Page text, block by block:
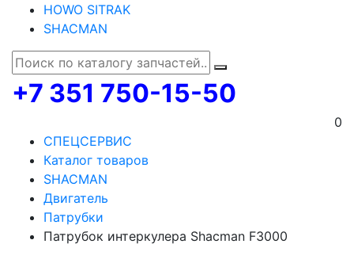
HOWO SITRAK
SHACMAN
+7 351 750-15-50
0
СПЕЦСЕРВИС
Каталог товаров
SHACMAN
Двигатель
Патрубки
Патрубок интеркулера Shacman F3000